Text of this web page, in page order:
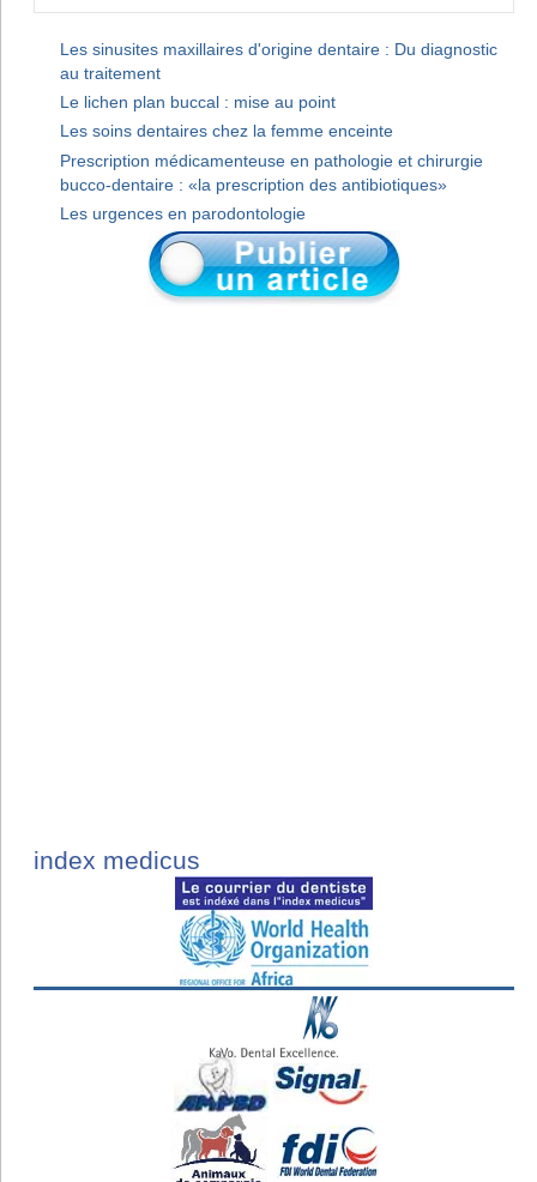
Les sinusites maxillaires d'origine dentaire : Du diagnostic
au traitement
Le lichen plan buccal : mise au point
Les soins dentaires chez la femme enceinte
Prescription médicamenteuse en pathologie et chirurgie
bucco-dentaire : «la prescription des antibiotiques»
Les urgences en parodontologie
index medicus